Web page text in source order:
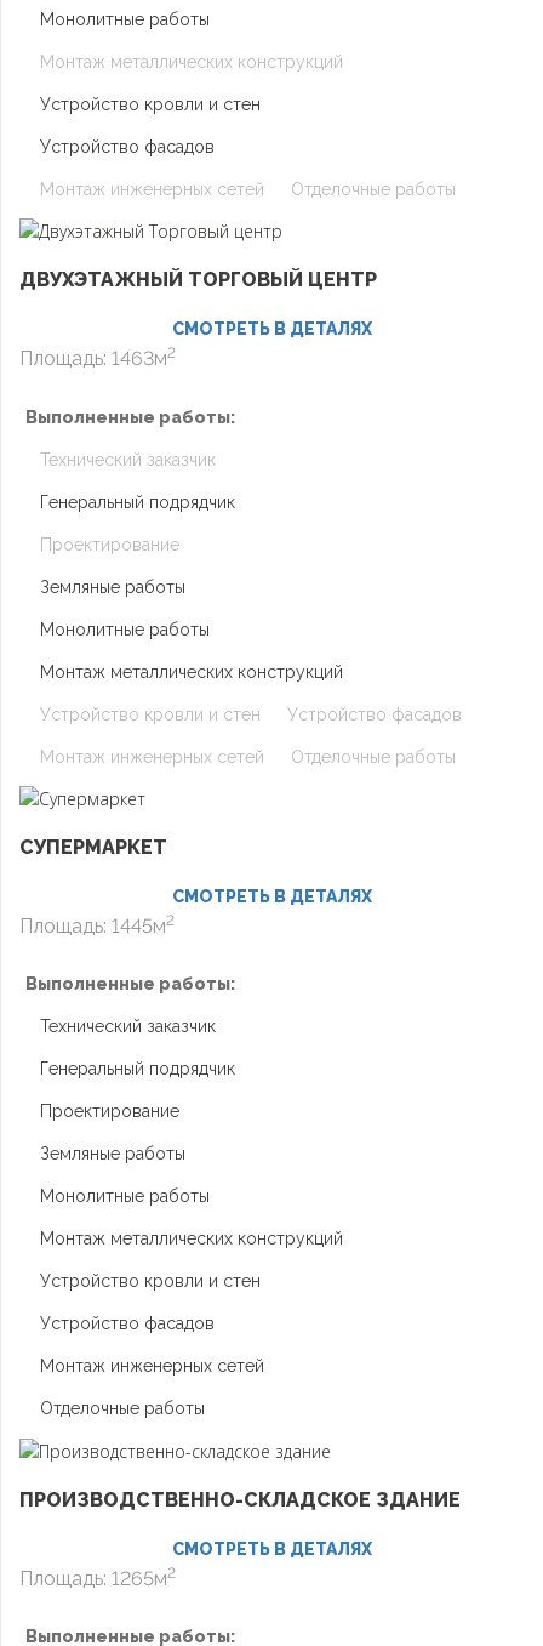
Монолитные работы
Монтаж металлических конструкций
Устройство кровли и стен
Устройство фасадов
Монтаж инженерных сетей Отделочные работы
ДВУХЭТАЖНЫЙ ТОРГОВЫЙ ЦЕНТР
СМОТРЕТЬ В ДЕТАЛЯХ
Площадь: 1463м2
Выполненные работы:
Технический заказчик
Генеральный подрядчик
Проектирование
Земляные работы
Монолитные работы
Монтаж металлических конструкций
Устройство кровли и стен Устройство фасадов
Монтаж инженерных сетей Отделочные работы
СУПЕРМАРКЕТ
СМОТРЕТЬ В ДЕТАЛЯХ
Площадь: 1445м2
Выполненные работы:
Технический заказчик
Генеральный подрядчик
Проектирование
Земляные работы
Монолитные работы
Монтаж металлических конструкций
Устройство кровли и стен
Устройство фасадов
Монтаж инженерных сетей
Отделочные работы
ПРОИЗВОДСТВЕННО-СКЛАДСКОЕ ЗДАНИЕ
СМОТРЕТЬ В ДЕТАЛЯХ
Площадь: 1265м2
Выполненные работы: